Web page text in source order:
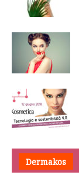
Dermakos